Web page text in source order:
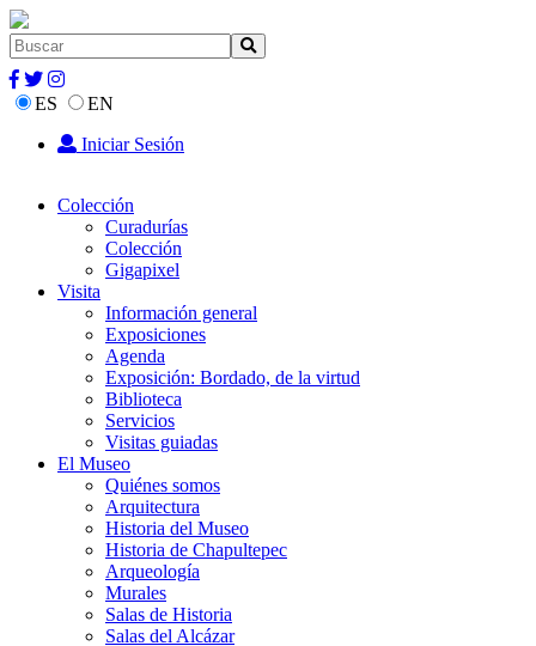
ES
EN
Iniciar Sesión
Colección
Curadurías
Colección
Gigapixel
Visita
Información general
Exposiciones
Agenda
Exposición: Bordado, de la virtud
Biblioteca
Servicios
Visitas guiadas
El Museo
Quiénes somos
Arquitectura
Historia del Museo
Historia de Chapultepec
Arqueología
Murales
Salas de Historia
Salas del Alcázar